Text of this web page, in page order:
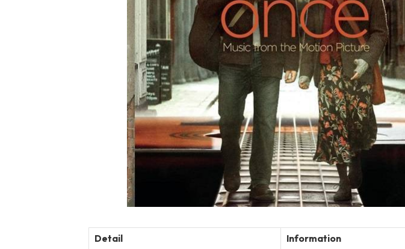
Detail
Information